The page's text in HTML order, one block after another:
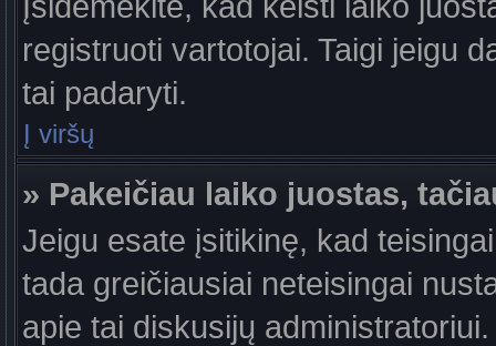
registruoti vartotojai. Taigi jeigu
tai padaryti.
Į viršų
» Pakeičiau laiko juostas,
Jeigu esate įsitikinę, kad
tada greičiausiai neteisingai
apie tai diskusijų administratoriui.